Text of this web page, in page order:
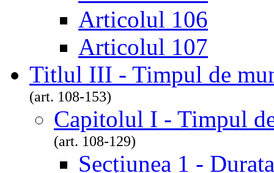
Articolul 106
Articolul 107
Titlul III - Timpul de
(art. 108-153)
Capitolul I - Timpul
(art. 108-129)
Secțiunea 1 -